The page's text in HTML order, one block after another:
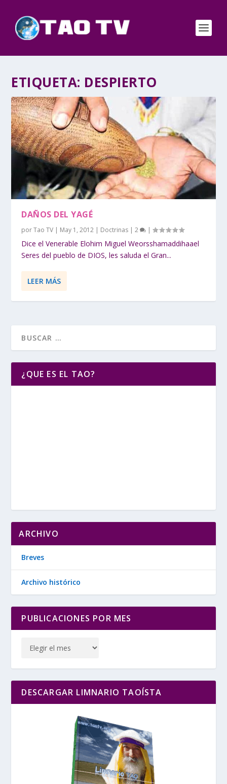
ETIQUETA: DESPIERTO
DAÑOS DEL YAGÉ
porTao TV | May 1, 2012 | Doctrinas |2 |
Dice el Venerable Elohim Miguel Weorsshamaddihaael
Seres del pueblo de DIOS, les saluda el Gran...
LEER MÁS
¿QUE ES EL TAO?
ARCHIVO
Breves
Archivo histórico
PUBLICACIONES POR MES
DESCARGAR LIMNARIO TAOÍSTA